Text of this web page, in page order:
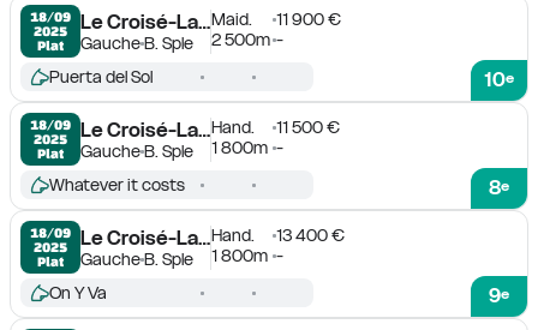
18/09
2025
Plat
Le Croisé-Laroche
GaucheB. Sple
Maid.
11 900 €
2 500m -
10e
Puerta del Sol
18/09
2025
Plat
Le Croisé-Laroche
GaucheB. Sple
Hand.
11 500 €
1 800m -
8e
Whatever it costs
18/09
2025
Plat
Le Croisé-Laroche
GaucheB. Sple
Hand.
13 400 €
1 800m -
9e
On Y Va